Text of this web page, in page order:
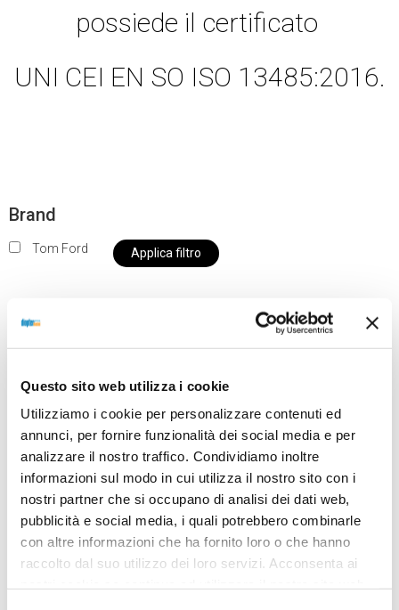
Questo sito web utilizza i cookie
Utilizziamo i cookie per personalizzare contenuti ed
annunci, per fornire funzionalità dei social media e per
analizzare il nostro traffico. Condividiamo inoltre
informazioni sul modo in cui utilizza il nostro sito con i
nostri partner che si occupano di analisi dei dati web,
pubblicità e social media, i quali potrebbero combinarle
con altre informazioni che ha fornito loro o che hanno
raccolto dal suo utilizzo dei loro servizi. Acconsenta ai
possiede il certificato
UNI CEI EN SO ISO 13485:2016.
Brand
Tom Ford Applica filtro
nostro negozio non saranno disponibili per la
da OTTICA DIOPTER
Showing the single result
Sold out